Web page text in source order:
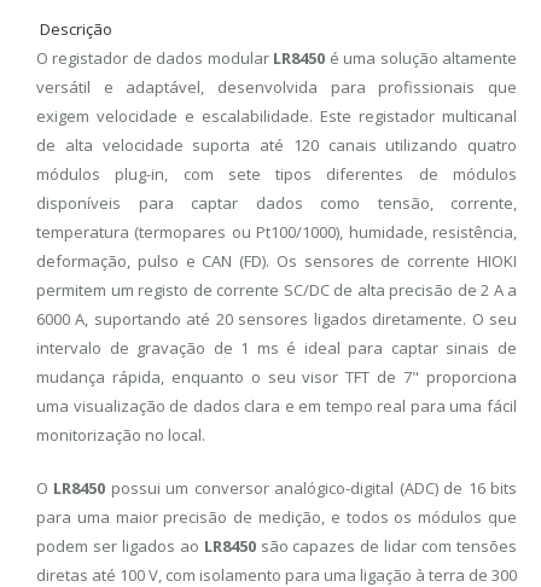
Descrição
O registador de dados modular LR8450 é uma solução altamente
versátil e adaptável, desenvolvida para profissionais que
exigem velocidade e escalabilidade. Este registador multicanal
de alta velocidade suporta até 120 canais utilizando quatro
módulos plug-in, com sete tipos diferentes de módulos
disponíveis para captar dados como tensão, corrente,
temperatura (termopares ou Pt100/1000), humidade, resistência,
deformação, pulso e CAN (FD). Os sensores de corrente HIOKI
permitem um registo de corrente SC/DC de alta precisão de 2 A a
6000 A, suportando até 20 sensores ligados diretamente. O seu
intervalo de gravação de 1 ms é ideal para captar sinais de
mudança rápida, enquanto o seu visor TFT de 7" proporciona
uma visualização de dados clara e em tempo real para uma fácil
monitorização no local.
O LR8450 possui um conversor analógico-digital (ADC) de 16 bits
para uma maior precisão de medição, e todos os módulos que
podem ser ligados ao LR8450são capazes de lidar com tensões
diretas até 100 V, com isolamento para uma ligação à terra de 300